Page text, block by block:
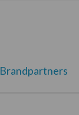
Brandpartners